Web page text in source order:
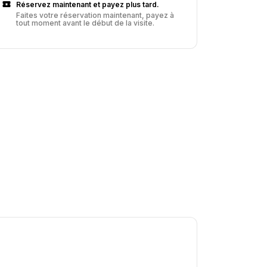
Réservez maintenant et payez plus tard.
Faites votre réservation maintenant, payez à
tout moment avant le début de la visite.